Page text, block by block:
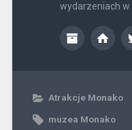
wydarzeniach w
Atrakcje Monako
muzea Monako